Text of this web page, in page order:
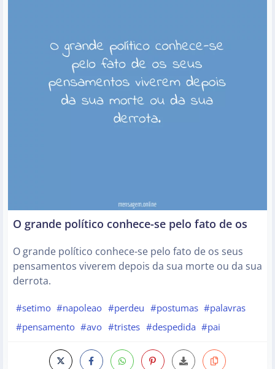
O grande político conhece-se pelo fato de os
O grande político conhece-se pelo fato de os seus
pensamentos viverem depois da sua morte ou da sua
derrota.
#setimo #napoleao #perdeu #postumas #palavras
#pensamento #avo #tristes #despedida #pai